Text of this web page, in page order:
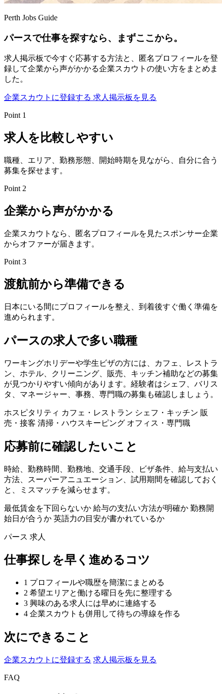
Perth Jobs Guide
パースで仕事を探すなら、まずここから。
求人掲示板で今すぐ応募する方法と、匿名プロフィールを登
録して企業から声がかかる企業スカウトの使い方をまとめま
した。
企業スカウトに登録する 求人掲示板を見る
Point 1
求人を比較しやすい
職種、エリア、勤務形態、開始時期を見ながら、自分に合う
募集を探せます。
Point 2
企業から声がかかる
企業スカウトなら、匿名プロフィールを見たスポンサー企業
からオファーが届きます。
Point 3
渡航前から準備できる
日本にいる間にプロフィールを整え、到着後すぐ働く準備を
進められます。
パースの求人で多い職種
ワーキングホリデーや学生ビザの方には、カフェ、レストラ
ン、ホテル、クリーニング、販売、キッチン補助などの募集
が見つかりやすい傾向があります。経験者はシェフ、バリス
タ、マネージャー、事務、専門職の募集も確認しましょう。
ホスピタリティ カフェ・レストラン シェフ・キッチン 販
売・接客 清掃・ハウスキーピング オフィス・専門職
応募前に確認したいこと
時給、勤務時間、勤務地、交通手段、ビザ条件、給与支払い
方法、スーパーアニュエーション、試用期間を確認しておく
と、ミスマッチを減らせます。
最低賃金を下回らないか 給与の支払い方法が明確か 勤務開
始日が合うか 英語力の目安が書かれているか
パース 求人
仕事探しを早く進めるコツ
1 プロフィールや職歴を簡潔にまとめる
2 希望エリアと働ける曜日を先に整理する
3 興味のある求人には早めに連絡する
4 企業スカウトも併用して待ちの導線を作る
次にできること
企業スカウトに登録する 求人掲示板を見る
FAQ